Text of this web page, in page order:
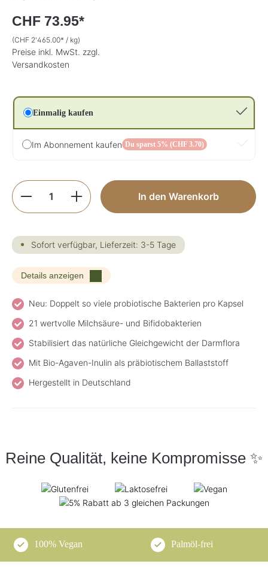
CHF 73.95*
(CHF 2'465.00* / kg)
Preise inkl. MwSt. zzgl.
Versandkosten
Einmalig kaufen
Im Abonnement kaufen Du sparst 5% (CHF 3.70)
Produkt Anzahl: Gib den gewünschten
In den Warenkorb
Sofort verfügbar, Lieferzeit: 3-5 Tage
Details anzeigen
Neu: Doppelt so viele probiotische Bakterien pro Kapsel
21 wertvolle Milchsäure- und Bifidobakterien
Stabilisiert das natürliche Gleichgewicht der Darmflora
Mit Bio-Agaven-Inulin als präbiotischem Ballaststoff
Hergestellt in Deutschland
Reine Qualität, keine Kompromisse ✨
100% Vegan Palmöl-frei